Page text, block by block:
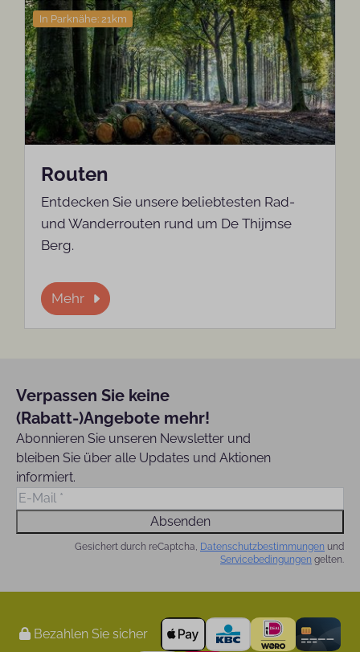
In Parknähe: 21km
Routen
Entdecken Sie unsere beliebtesten Rad-
und Wanderrouten rund um De Thijmse
Berg.
Mehr
Verpassen Sie keine
(Rabatt-)Angebote mehr!
Abonnieren Sie unseren Newsletter und
bleiben Sie über alle Updates und Aktionen
informiert.
Absenden
Gesichert durch reCaptcha, Datenschutzbestimmungen und
Servicebedingungen gelten.
Bezahlen Sie sicher